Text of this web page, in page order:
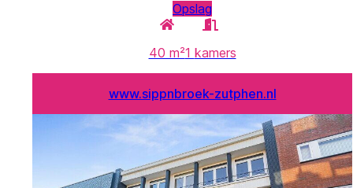
Opslag
40 m²1 kamers
www.sippnbroek-zutphen.nl